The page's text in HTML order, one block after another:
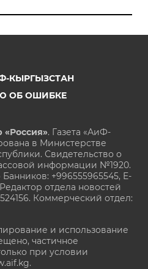
КЫРГЫЗСТАН
ОБ ОШИБКЕ
. Газета «АиФ-
в Министерстве
Свидетельство о
информации №1920.
+996555965545, E-
отдела новостей
Коммерческий отдел:
и использование
частичное
при условии